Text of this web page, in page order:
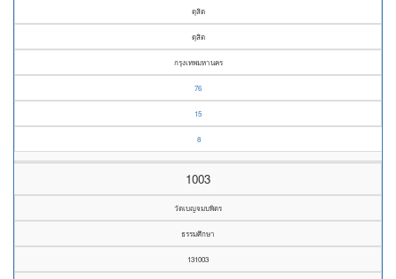
ดุสิต
ดุสิต
กรุงเทพมหานคร
76
15
8
1003
วัดเบญจมบพิตร
ธรรมศึกษา
131003